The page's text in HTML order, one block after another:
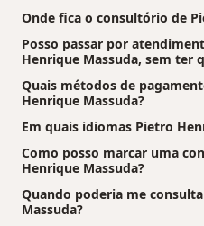
Onde fica o consultório de
Posso passar por
Henrique Massuda, sem ter
Quais métodos de
Henrique Massuda?
Em quais idiomas Pietro
Como posso marcar uma
Henrique Massuda?
Quando poderia me
Massuda?